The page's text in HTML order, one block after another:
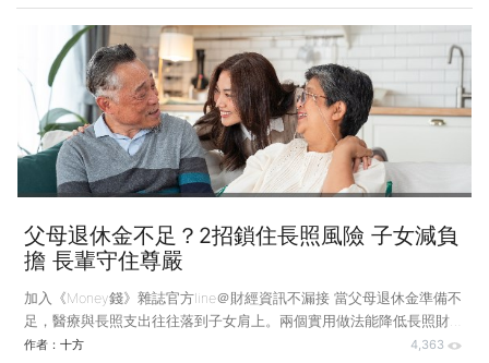
做才是最好的？ 我有一個學妹，在成大讀書，跟男朋友交往7年然後
結婚。他們一直過著AA制的生活：你出一半，我出一半，財務獨立，
井然有序。但到了31歲那年一切都變了，因為學妹懷孕了。 這次懷孕
是意外，也是驚喜。這個消息讓雙方的家人興奮不已。但沒想到的是，
學妹在懷孕初期一直出血。最後公司實在沒辦法繼續留她工作，只能資
遣她，請她回家。 失去了工作，學妹看著銀行戶頭
父母退休金不足？2招鎖住長照風險 子女減負
擔 長輩守住尊嚴
加入《Money錢》雜誌官方line＠財經資訊不漏接 當父母退休金準備不
足，醫療與長照支出往往落到子女肩上。兩個實用做法能降低長照財務
風險，幫助年輕人在照護家人的同時，也守住自己的未來。 寶兒說：
作者： 十方 4,363